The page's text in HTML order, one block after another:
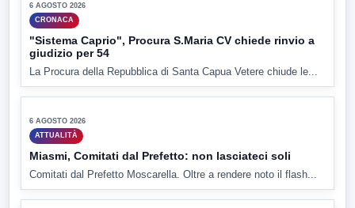
6 AGOSTO 2026
CRONACA
"Sistema Caprio", Procura S.Maria CV chiede rinvio a
giudizio per 54
La Procura della Repubblica di Santa Capua Vetere chiude le...
▶
6 AGOSTO 2026
ATTUALITÀ
Miasmi, Comitati dal Prefetto: non lasciateci soli
Comitati dal Prefetto Moscarella. Oltre a rendere noto il flash...
▶